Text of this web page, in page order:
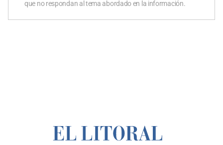
que no respondan al tema abordado en la información.